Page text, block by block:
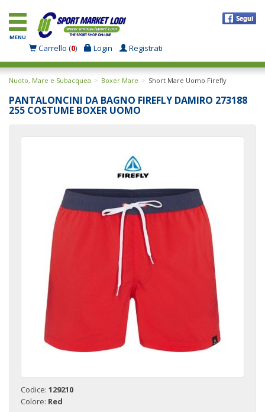
MENU
Carrello (0) Login Registrati
Nuoto, Mare e Subacquea Boxer Mare Short Mare Uomo Firefly
PANTALONCINI DA BAGNO FIREFLY DAMIRO 273188
255 COSTUME BOXER UOMO
Codice: 129210
Colore: Red